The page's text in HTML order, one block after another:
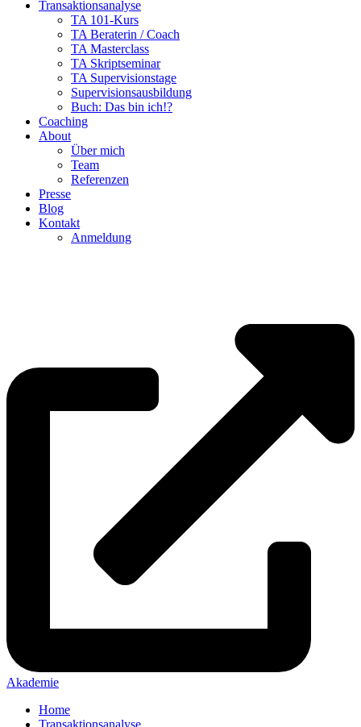
Transaktionsanalyse
TA 101-Kurs
TA Beraterin / Coach
TA Masterclass
TA Skriptseminar
TA Supervisionstage
Supervisionsausbildung
Buch: Das bin ich!?
Coaching
About
Über mich
Team
Referenzen
Presse
Blog
Kontakt
Anmeldung
Akademie
Home
Transaktionsanalyse